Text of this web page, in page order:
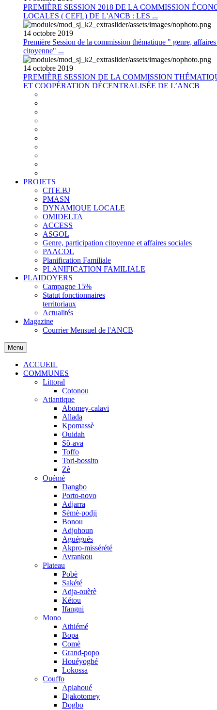
PREMIÈRE SESSION 2018 DE LA COMMISSION
LOCALES ( CEFL) DE L'ANCB : LES ...
14 octobre 2019
Première Session de la commission thématique " genre,
citoyenne" ...
14 octobre 2019
PREMIÈRE SESSION DE LA COMMISSION
ET COOPÉRATION DÉCENTRALISÉE DE L’ANCB
PROJETS
CITE.BJ
PMASN
DYNAMIQUE LOCALE
OMIDELTA
ACCESS
ASGOL
Genre, participation citoyenne et affaires sociales
PAACOL
Planification Familiale
PLANIFICATION FAMILIALE
PLAIDOYERS
Campagne 15%
Statut fonctionnaires
territoriaux
Actualités
Magazine
Courrier Mensuel de l'ANCB
Menu
ACCUEIL
COMMUNES
Littoral
Cotonou
Atlantique
Abomey-calavi
Allada
Kpomassè
Ouidah
Sô-ava
Toffo
Tori-bossito
Zè
Ouémé
Dangbo
Porto-novo
Adjarra
Sèmè-podji
Bonou
Adjohoun
Aguégués
Akpro-missérété
Avrankou
Plateau
Pobè
Sakété
Adja-ouèrè
Kétou
Ifangni
Mono
Athiémé
Bopa
Comè
Grand-popo
Houéyogbé
Lokossa
Couffo
Aplahoué
Djakotomey
Dogbo